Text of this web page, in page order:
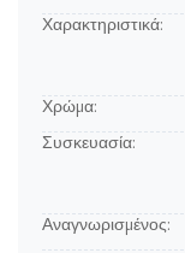
Χαρακτηριστικά:
Χρώμα:
Συσκευασία:
Αναγνωρισμένος: